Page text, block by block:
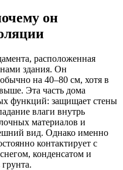
он
расположенная
здания. Он
на 40–80 см, хотя в
Эта часть дома
функций: защищает стены
влаги внутрь
материалов и
вид. Однако именно
контактирует с
конденсатом и